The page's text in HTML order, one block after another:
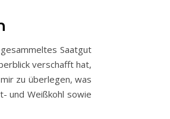
Saatgut
verschafft hat,
zu überlegen, was
und Weißkohl sowie